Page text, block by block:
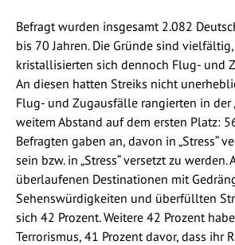
Befragt wurden insgesamt 2.082
bis 70 Jahren. Die Gründe sind
kristallisierten sich dennoch Flug- und
An diesen hatten Streiks nicht
Flug- und Zugausfälle rangierten in der
weitem Abstand auf dem ersten Platz:
Befragten gaben an, davon in „Stress“
sein bzw. in „Stress“ versetzt zu werden.
überlaufenen Destinationen mit
Sehenswürdigkeiten und überfüllten
sich 42 Prozent. Weitere 42 Prozent
Terrorismus, 41 Prozent davor, dass ihr